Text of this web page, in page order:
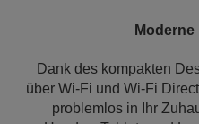
Dank des kompakten
über Wi-Fi und Wi-Fi
problemlos in Ihr